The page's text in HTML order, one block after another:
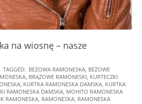
na wiosnę – nasze
TAGGED: BEŻOWA RAMONESKA BEŻOWE
BRĄZOWE RAMONESKI KURTECZKI
KURTKA RAMONESKA DAMSKA KURTKA
RAMONESKA DAMSKA MOHITO RAMONESKA
RAMONESKA RAMONESKA RAMONESKA